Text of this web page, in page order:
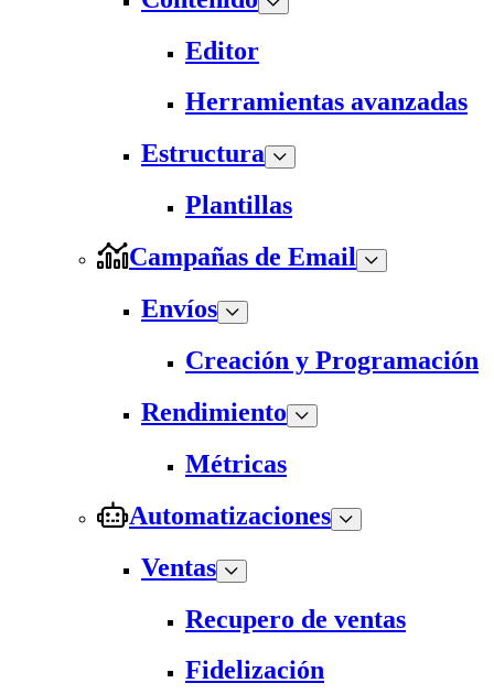
Editor
Herramientas avanzadas
Estructura
Plantillas
Campañas de Email
Envíos
Creación y Programación
Rendimiento
Métricas
Automatizaciones
Ventas
Recupero de ventas
Fidelización